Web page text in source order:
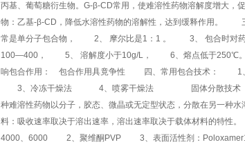
丙基、葡萄糖衍生物。G-β-CD常用，使难溶性药物溶解度增大
物：乙基-β-CD，降低水溶性药物的溶解性，达到缓释作用
常是单分子包合物， 2、 摩尔比是1：1 。 3、 包合时对
100―400， 5、 溶解度小于10g/L， 6、熔点低于250℃。
响包合作用： 包合作用具竟争性 四、常用包合技术
3、冷冻干燥法 4、喷雾干燥法 固体分散技术 一、
种难溶性药物以分子，胶态、微晶或无定型状态，分散在另一
料：吸收速率取决于溶出速率，溶出速率取决于载体材
4000、6000 2、聚维酮PVP 3、表面活性剂：